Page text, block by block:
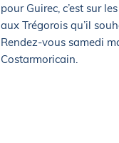
pour Guirec, c’est sur
aux Trégorois qu’il
Rendez-vous samedi
Costarmoricain.